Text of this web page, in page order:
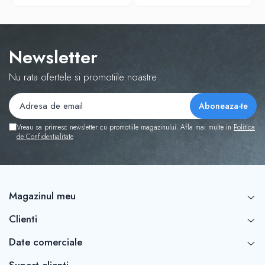
Newsletter
Nu rata ofertele si promotiile noastre
Vreau sa primesc newsletter cu promotiile magazinului. Afla mai multe in Politica
de Confidentialitate
Magazinul meu
Clienti
Date comerciale